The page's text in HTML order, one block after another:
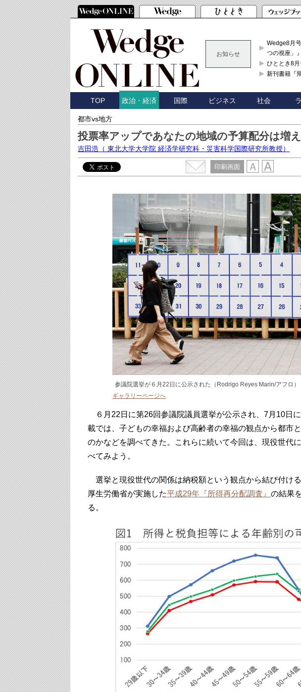
お知らせ
Wedge8月
つの視座」』
ひととき8
新刊書籍『
TOP 政治・経済 国際 ビジネス 社会
都市vs地方
投票率アップであなたの地域の予算配分は増
吉田浩 （ 東北大学大学院 経済学研究科・災害科学国際研究所教授）
印刷画面
参議院選挙が６月22日に公示された（Rodrigo Reyes Marin/アフロ）
ギャラリーページへ
６月22日に第26回参議院議員選挙が公示され、7月10日
載では、子どもの幸福および高齢者の幸福の観点から都市
のかなどを調べてきた。これらに続いて今回は、現役世代
べてみよう。
選挙と現役世代の関係は納税額という観点から結び付け
厚生労働省が実施した平成29年『所得再分配調査』 の結果
る。